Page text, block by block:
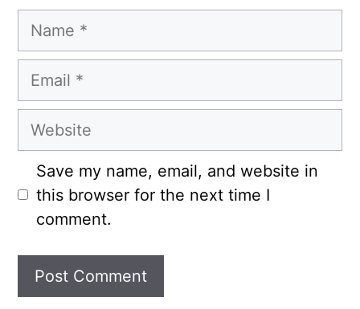
Name
Email
Website
Save my name, email, and website in
this browser for the next time I
comment.